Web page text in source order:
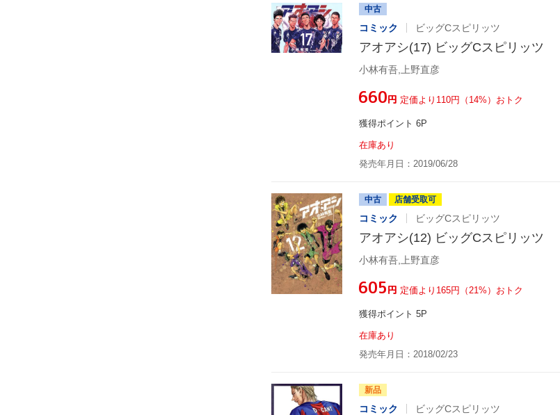
中古
コミック ビッグCスピリッツ
アオアシ(17) ビッグCスピリッツ
小林有吾,上野直彦
¥660円 定価より110円（14%）おトク
獲得ポイント 6P
在庫あり
発売年月日：2019/06/28
中古 店舗受取可
コミック ビッグCスピリッツ
アオアシ(12) ビッグCスピリッツ
小林有吾,上野直彦
¥605円 定価より165円（21%）おトク
獲得ポイント 5P
在庫あり
発売年月日：2018/02/23
新品
コミック ビッグCスピリッツ